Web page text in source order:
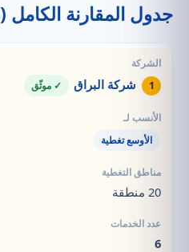
جدول المقارنة الكامل (34 شركة)
1 شركة البراق ✓ موثّق
الأوسع تغطية
20 منطقة
6